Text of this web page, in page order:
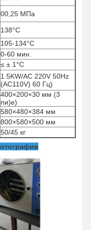
О Нас
00,25 МПа
138°С
105-134°С
0-60 мин.
≤ ± 1°C
1.5KW/AC 220V 50Hz
(AC110V) 60 Гц)
400×200×30 мм (3
пи)е)
580×480×384 мм
800×580×500 мм
50/45 кг